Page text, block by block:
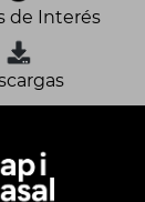
de Interés